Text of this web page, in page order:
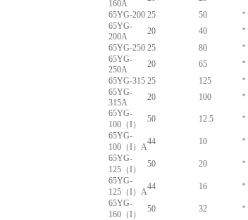
160A
65YG-200 25 50 ＂
65YG-
200A
20 40 ＂
65YG-250 25 80 ＂
65YG-
250A
20 65 ＂
65YG-315 25 125 ＂
65YG-
315A
20 100 ＂
65YG-
100（I）
50 12.5 ＂
65YG-
100（I）A
44 10 ＂
65YG-
125（I）
50 20 ＂
65YG-
125（I）A
44 16 ＂
65YG-
160（I）
50 32 ＂